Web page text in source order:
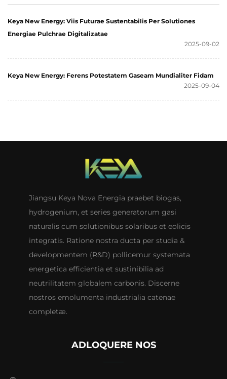
Keya New Energy: Viis Futurae Sustentabilis Per Solutiones
Energiae Pulchrae Digitalizatae
2025-09-02
Keya New Energy: Ferens Potestatem Gaseam Mundialiter Fidam
2025-09-04
Jiangsu Keya Nova Energia praebet biogas,
hydrogenium, et series generatorum gasi
naturalis cum solutionibus solaribus et eolicis
integratis. Ratione nostra ducta per studia &
developmentem (R&D) pollicemur systemata
energetica efficientia et sustinibilia ad
neutrilitatem globalem carbonis. Discerne
nostros emolumenta industrialia catenae
completæ.
ADLOQUERE NOS